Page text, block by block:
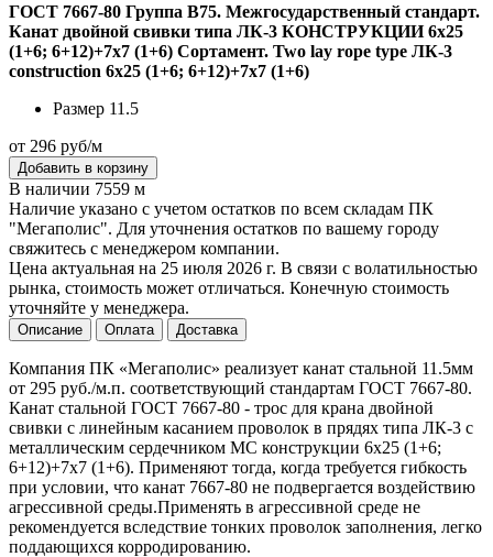
ГОСТ 7667-80 Группа В75. Межгосударственный стандарт.
Канат двойной свивки типа ЛК-3 КОНСТРУКЦИИ 6х25
(1+6; 6+12)+7х7 (1+6) Сортамент. Two lay rope type ЛК-3
construction 6х25 (1+6; 6+12)+7х7 (1+6)
Размер 11.5
от 296 руб/м
Добавить в корзину
В наличии 7559 м
Наличие указано с учетом остатков по всем складам ПК
"Мегаполис". Для уточнения остатков по вашему городу
свяжитесь с менеджером компании.
Цена актуальная на 25 июля 2026 г. В связи с волатильностью
рынка, стоимость может отличаться. Конечную стоимость
уточняйте у менеджера.
Описание Оплата Доставка
Компания ПК «Мегаполис» реализует канат стальной 11.5мм
от 295 руб./м.п. соответствующий стандартам ГОСТ 7667-80.
Канат стальной ГОСТ 7667-80 - трос для крана двойной
свивки с линейным касанием проволок в прядях типа ЛК-3 с
металлическим сердечником МС конструкции 6х25 (1+6;
6+12)+7х7 (1+6). Применяют тогда, когда требуется гибкость
при условии, что канат 7667-80 не подвергается воздействию
агрессивной среды.Применять в агрессивной среде не
рекомендуется вследствие тонких проволок заполнения, легко
поддающихся корродированию.